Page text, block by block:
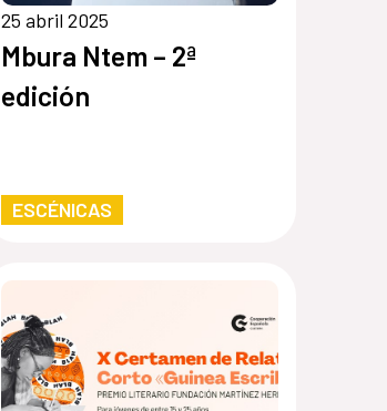
25 abril 2025
Mbura Ntem – 2ª
edición
ESCÉNICAS